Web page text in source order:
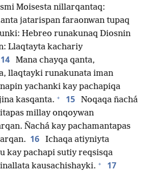
Moisesta nillarqantaq:
jatarispan faraonwan tupaq
Hebreo runakunaq Diosnin
Llaqtayta kachariy
14
Mana chayqa qanta,
llaqtayki runakunata iman
yachanki kay pachapiqa
kasqanta. + 15
Noqaqa ñachá
millay onqoywan
Ñachá kay pachamantapas
16
Ichaqa atiyniyta
kay pachapi sutiy reqsisqa
kausachishayki. + 17